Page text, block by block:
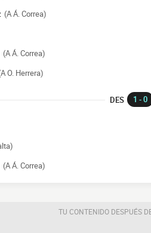
(A Á. Correa)
(A Á. Correa)
O. Herrera)
DES 1 - 0
(A Á. Correa)
TU CONTENIDO DESPUÉS